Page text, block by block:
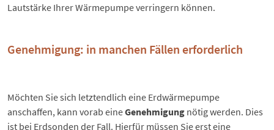
Lautstärke Ihrer Wärmepumpe verringern können.
Genehmigung: in manchen Fällen erforderlich
Möchten Sie sich letztendlich eine Erdwärmepumpe
anschaffen, kann vorab eineGenehmigung nötig werden. Dies
ist bei Erdsonden der Fall. Hierfür müssen Sie erst eine